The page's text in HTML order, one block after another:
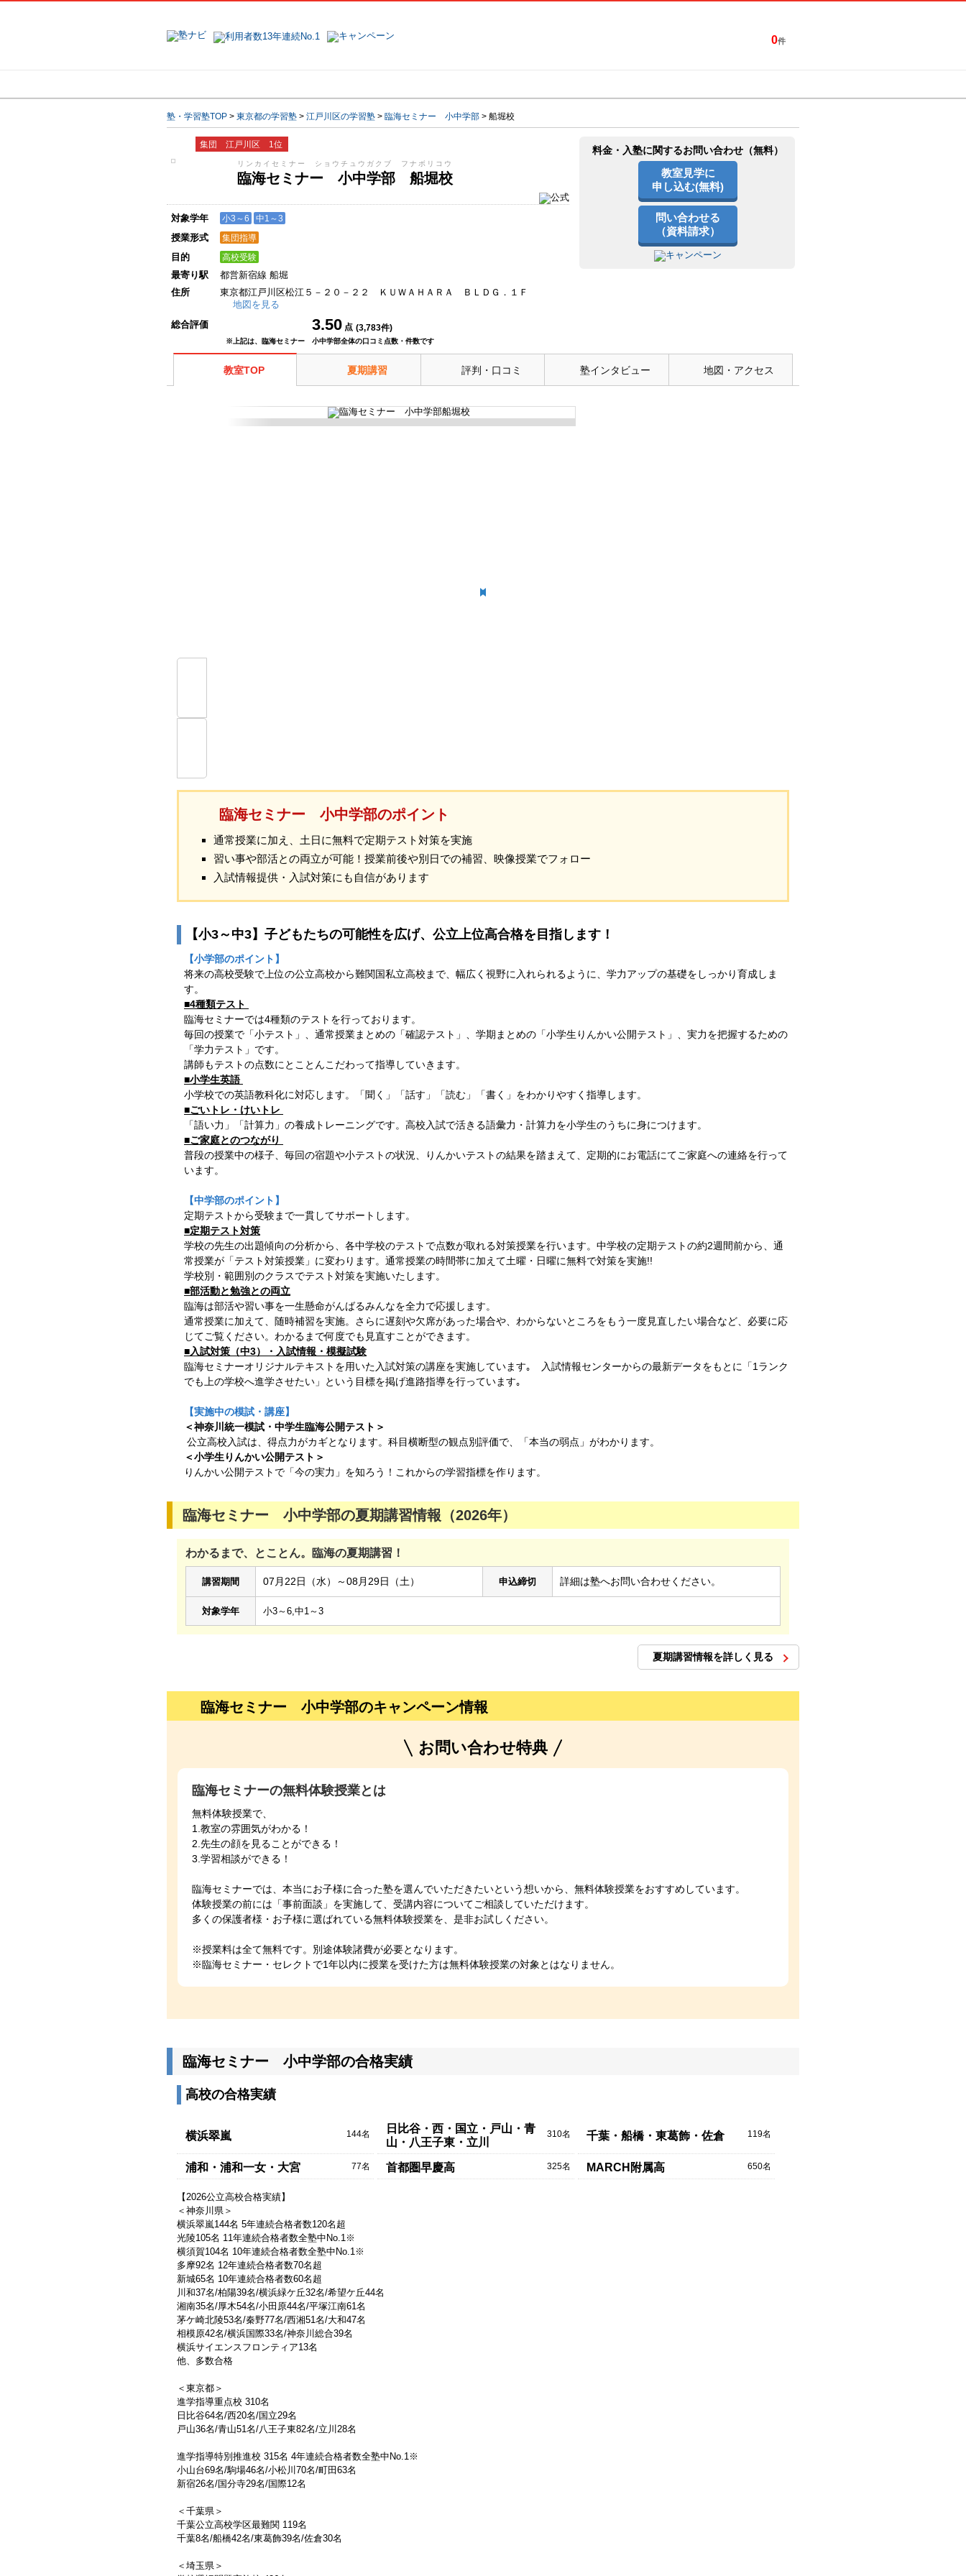
0件
塾・学習塾TOP > 東京都の学習塾 > 江戸川区の学習塾 > 臨海セミナー 小中学部 > 船堀校
集団 江戸川区 1位
リンカイセミナー ショウチュウガクブ フナボリコウ
臨海セミナー 小中学部 船堀校
対象学年 小3～6 中1～3
授業形式 集団指導
目的 高校受験
最寄り駅
都営新宿線 船堀
住所
東京都江戸川区松江５－２０－２２ ＫＵＷＡＨＡＲＡ ＢＬＤＧ．１Ｆ
地図を見る
総合評価
3.50 点 (3,783件)
※上記は、臨海セミナー 小中学部全体の口コミ点数・件数です
料金・入塾に関するお問い合わせ（無料）
教室見学に
申し込む(無料)
問い合わせる
（資料請求）
教室TOP 夏期講習 評判・口コミ 塾インタビュー 地図・アクセス
臨海セミナー 小中学部のポイント
通常授業に加え、土日に無料で定期テスト対策を実施
習い事や部活との両立が可能！授業前後や別日での補習、映像授業でフォロー
入試情報提供・入試対策にも自信があります
【小3～中3】子どもたちの可能性を広げ、公立上位高合格を目指します！
【小学部のポイント】
将来の高校受験で上位の公立高校から難関国私立高校まで、幅広く視野に入れられるように、学力アップの基礎をしっかり育成しま
す。
■4種類テスト
臨海セミナーでは4種類のテストを行っております。
毎回の授業で「小テスト」、通常授業まとめの「確認テスト」、学期まとめの「小学生りんかい公開テスト」、実力を把握するための
「学力テスト」です。
講師もテストの点数にとことんこだわって指導していきます。
■小学生英語
小学校での英語教科化に対応します。「聞く」「話す」「読む」「書く」をわかりやすく指導します。
■ごいトレ・けいトレ
「語い力」「計算力」の養成トレーニングです。高校入試で活きる語彙力・計算力を小学生のうちに身につけます。
■ご家庭とのつながり
普段の授業中の様子、毎回の宿題や小テストの状況、りんかいテストの結果を踏まえて、定期的にお電話にてご家庭への連絡を行って
います。
【中学部のポイント】
定期テストから受験まで一貫してサポートします。
■定期テスト対策
学校の先生の出題傾向の分析から、各中学校のテストで点数が取れる対策授業を行います。中学校の定期テストの約2週間前から、通
常授業が「テスト対策授業」に変わります。通常授業の時間帯に加えて土曜・日曜に無料で対策を実施!!
学校別・範囲別のクラスでテスト対策を実施いたします。
■部活動と勉強との両立
臨海は部活や習い事を一生懸命がんばるみんなを全力で応援します。
通常授業に加えて、随時補習を実施。さらに遅刻や欠席があった場合や、わからないところをもう一度見直したい場合など、必要に応
じてご覧ください。わかるまで何度でも見直すことができます。
■入試対策（中3）・入試情報・模擬試験
臨海セミナーオリジナルテキストを用いた入試対策の講座を実施しています｡ 入試情報センターからの最新データをもとに「1ランク
でも上の学校へ進学させたい」という目標を掲げ進路指導を行っています｡
【実施中の模試・講座】
＜神奈川統一模試・中学生臨海公開テスト＞
公立高校入試は、得点力がカギとなります。科目横断型の観点別評価で、「本当の弱点」がわかります。
＜小学生りんかい公開テスト＞
りんかい公開テストで「今の実力」を知ろう！これからの学習指標を作ります。
臨海セミナー 小中学部の夏期講習情報（2026年）
わかるまで、とことん。臨海の夏期講習！
講習期間 07月22日（水）～08月29日（土） 申込締切 詳細は塾へお問い合わせください。
対象学年 小3～6,中1～3
夏期講習情報を詳しく見る
臨海セミナー 小中学部のキャンペーン情報
お問い合わせ特典
臨海セミナーの無料体験授業とは
無料体験授業で、
1.教室の雰囲気がわかる！
2.先生の顔を見ることができる！
3.学習相談ができる！
臨海セミナーでは、本当にお子様に合った塾を選んでいただきたいという想いから、無料体験授業をおすすめしています。
体験授業の前には「事前面談」を実施して、受講内容についてご相談していただけます。
多くの保護者様・お子様に選ばれている無料体験授業を、是非お試しください。
※授業料は全て無料です。別途体験諸費が必要となります。
※臨海セミナー・セレクトで1年以内に授業を受けた方は無料体験授業の対象とはなりません。
臨海セミナー 小中学部の合格実績
高校の合格実績
横浜翠嵐 144名
日比谷・西・国立・戸山・青
山・八王子東・立川
310名 千葉・船橋・東葛飾・佐倉 119名
浦和・浦和一女・大宮 77名 首都圏早慶高 325名 MARCH附属高 650名
【2026公立高校合格実績】
＜神奈川県＞
横浜翠嵐144名 5年連続合格者数120名超
光陵105名 11年連続合格者数全塾中No.1※
横須賀104名 10年連続合格者数全塾中No.1※
多摩92名 12年連続合格者数70名超
新城65名 10年連続合格者数60名超
川和37名/柏陽39名/横浜緑ケ丘32名/希望ケ丘44名
湘南35名/厚木54名/小田原44名/平塚江南61名
茅ケ崎北陵53名/秦野77名/西湘51名/大和47名
相模原42名/横浜国際33名/神奈川総合39名
横浜サイエンスフロンティア13名
他、多数合格
＜東京都＞
進学指導重点校 310名
日比谷64名/西20名/国立29名
戸山36名/青山51名/八王子東82名/立川28名
進学指導特別推進校 315名 4年連続合格者数全塾中No.1※
小山台69名/駒場46名/小松川70名/町田63名
新宿26名/国分寺29名/国際12名
＜千葉県＞
千葉公立高校学区最難関 119名
千葉8名/船橋42名/東葛飾39名/佐倉30名
＜埼玉県＞